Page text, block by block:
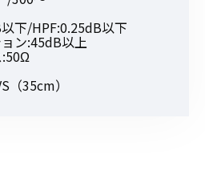
下/HPF:0.25dB以下
ン:45dB以上
35cm）